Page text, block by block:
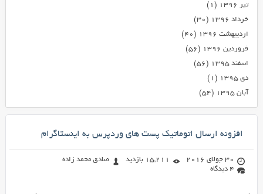
تیر ۱۳۹۶
(۱)
خرداد ۱۳۹۶
(۳۰)
اردیبهشت ۱۳۹۶
(۴۰)
فروردین ۱۳۹۶
(۵۶)
اسفند ۱۳۹۵
(۵۶)
دی ۱۳۹۵
(۱)
آبان ۱۳۹۵
(۵۴)
افزونه ارسال اتوماتیک پست های وردپرس به اینستاگرام
30 جولای 2016 15,211 بازدید
صادق محمد زاده
4 دیدگاه